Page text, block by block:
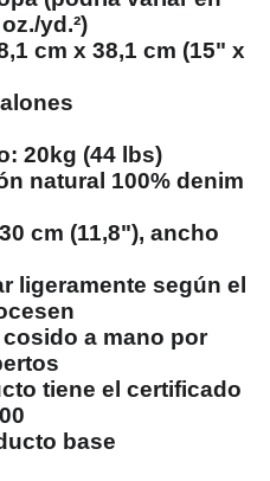
yd.²)
cm x 38,1 cm (15" x
20kg (44 lbs)
natural 100% denim
cm (11,8"), ancho
ligeramente según el
a mano por
tiene el certificado
base